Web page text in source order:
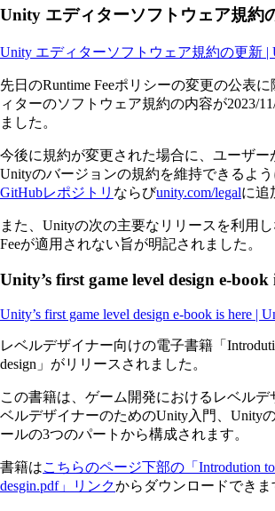
Unity エディターソフトウェア規約
Unity エディターソフトウェア規約の更新 |
先日のRuntime Feeポリシーの変更の公表
ィターのソフトウェア規約の内容が2023/
ました。
今後に規約が変更された場合に、ユーザー
Unityのバージョンの規約を維持できるよ
GitHubレポジトリ ならびunity.com/legalに追
また、Unityの次の主要なリリースを利用
Feeが適用されない旨が明記されました。
Unity’s first game level design e-book
Unity’s first game level design e-book is here |
レベルデザイナー向けの電子書籍「
design」がリリースされました。
この書籍は、ゲーム開発におけるレベルデ
ベルデザイナーのためのUnity入門、Unity
ールの3つのパートから構成されます。
書籍はこちらのページ下部の「Introdution to
desgin.pdf」リンクからダウンロードできま